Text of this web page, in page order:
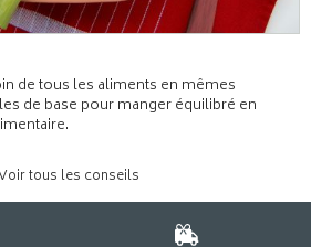
de tous les aliments en mêmes
de base pour manger équilibré en
tous les conseils